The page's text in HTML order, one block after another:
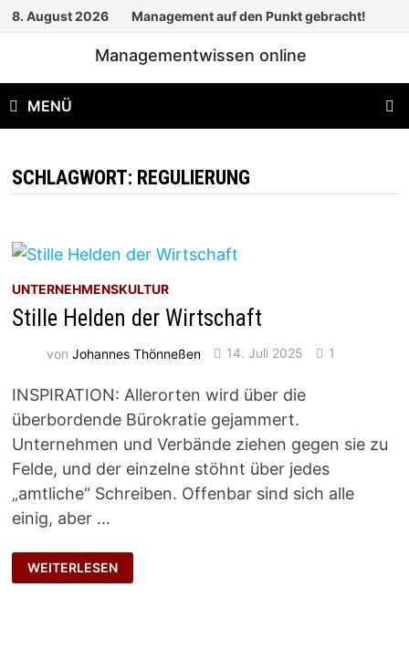
Zum
8. August 2026 Management auf den Punkt gebracht!
Managementwissen online
MENÜ
SCHLAGWORT: REGULIERUNG
UNTERNEHMENSKULTUR
Stille Helden der Wirtschaft
vonJohannes Thönneßen 14. Juli 2025 1
INSPIRATION: Allerorten wird über die
überbordende Bürokratie gejammert.
Unternehmen und Verbände ziehen gegen sie zu
Felde, und der einzelne stöhnt über jedes
„amtliche“ Schreiben. Offenbar sind sich alle
einig, aber …
STILLE
HELDEN
DER
WEITERLESEN